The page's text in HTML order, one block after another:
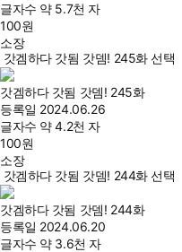
글자수 약 5.7천 자
100원
소장
갓겜하다 갓됨 갓뎀! 245화 선택
갓겜하다 갓됨 갓뎀! 245화
등록일 2024.06.26
글자수 약 4.2천 자
100원
소장
갓겜하다 갓됨 갓뎀! 244화 선택
갓겜하다 갓됨 갓뎀! 244화
등록일 2024.06.20
글자수 약 3.6천 자